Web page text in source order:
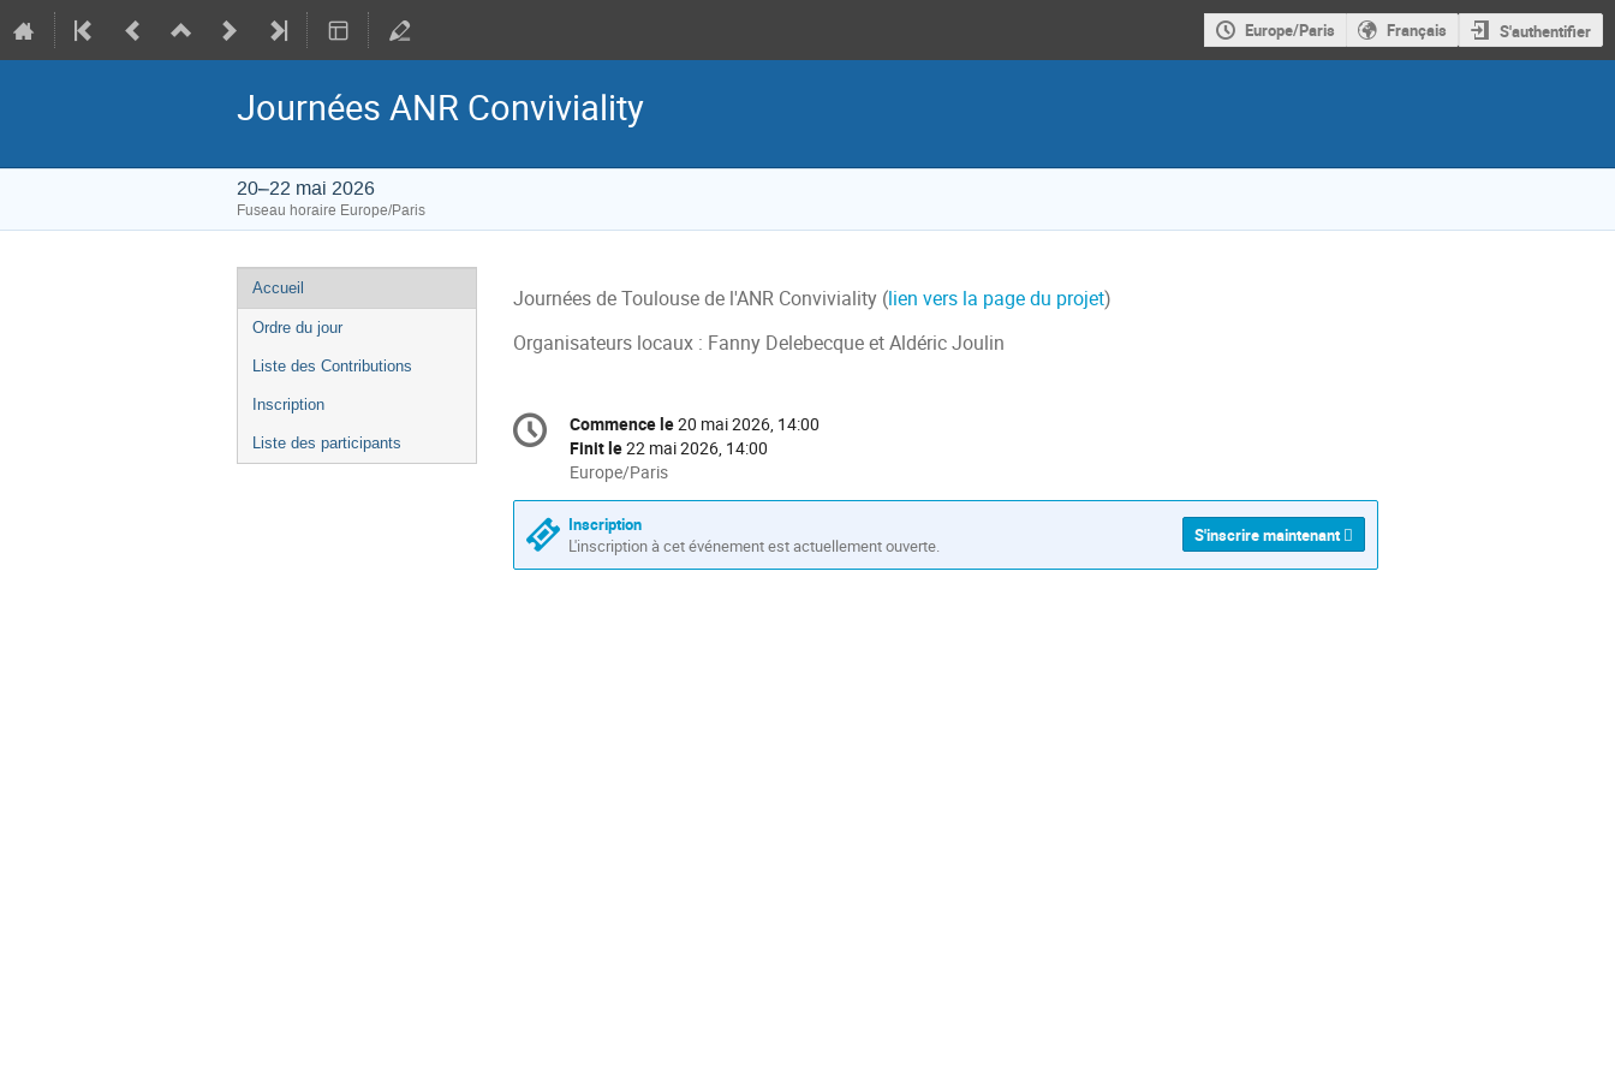
Europe/Paris Français S'authentifier
Journées ANR Conviviality
20–22 mai 2026
Fuseau horaire Europe/Paris
Menu
de
l'événement
Accueil
Ordre du jour
Liste des Contributions
Inscription
Liste des participants
Journées de Toulouse de l'ANR Conviviality (lien vers la page du projet)
Organisateurs locaux : Fanny Delebecque et Aldéric Joulin
Information
de
conférence
Date/Heure
Commence le20 mai 2026, 14:00
Finit le22 mai 2026, 14:00
Toutes
les
horaires
sont
en
Europe/Paris
Inscription
L'inscription à cet événement est actuellement ouverte.
S'inscrire maintenant